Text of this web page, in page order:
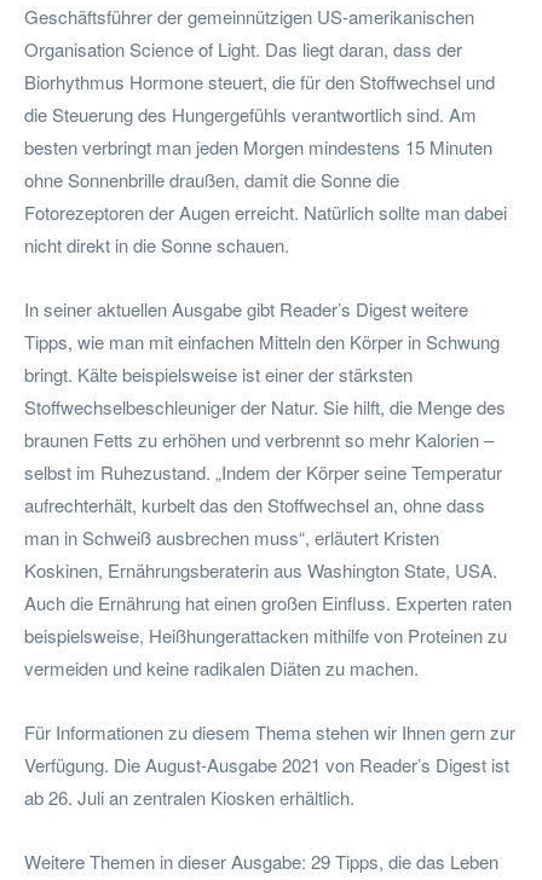
Geschäftsführer der gemeinnützigen US-amerikanischen
Organisation Science of Light. Das liegt daran, dass der
Biorhythmus Hormone steuert, die für den Stoffwechsel und
die Steuerung des Hungergefühls verantwortlich sind. Am
besten verbringt man jeden Morgen mindestens 15 Minuten
ohne Sonnenbrille draußen, damit die Sonne die
Fotorezeptoren der Augen erreicht. Natürlich sollte man dabei
nicht direkt in die Sonne schauen.
In seiner aktuellen Ausgabe gibt Reader’s Digest weitere
Tipps, wie man mit einfachen Mitteln den Körper in Schwung
bringt. Kälte beispielsweise ist einer der stärksten
Stoffwechselbeschleuniger der Natur. Sie hilft, die Menge des
braunen Fetts zu erhöhen und verbrennt so mehr Kalorien –
selbst im Ruhezustand. „Indem der Körper seine Temperatur
aufrechterhält, kurbelt das den Stoffwechsel an, ohne dass
man in Schweiß ausbrechen muss“, erläutert Kristen
Koskinen, Ernährungsberaterin aus Washington State, USA.
Auch die Ernährung hat einen großen Einfluss. Experten raten
beispielsweise, Heißhungerattacken mithilfe von Proteinen zu
vermeiden und keine radikalen Diäten zu machen.
Für Informationen zu diesem Thema stehen wir Ihnen gern zur
Verfügung. Die August-Ausgabe 2021 von Reader’s Digest ist
ab 26. Juli an zentralen Kiosken erhältlich.
Weitere Themen in dieser Ausgabe: 29 Tipps, die das Leben